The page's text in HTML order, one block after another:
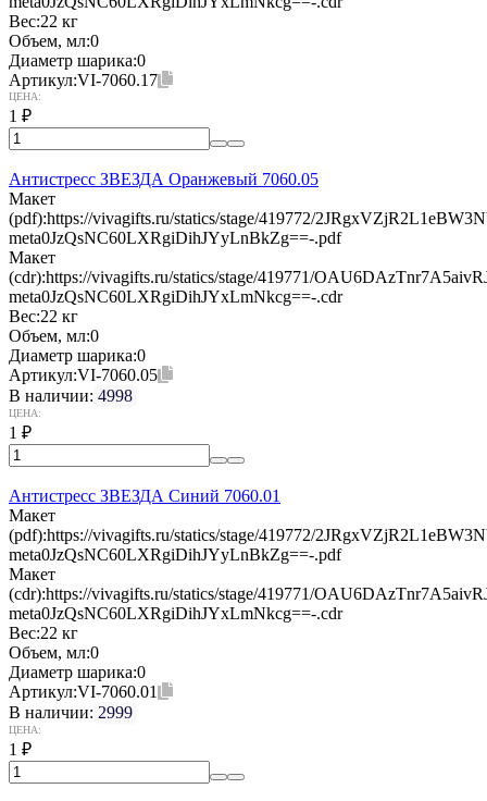
Вес:22 кг
Объем, мл:0
Диаметр шарика:0
Артикул:VI-7060.17
ЦЕНА:
1 ₽
Антистресс ЗВЕЗДА Оранжевый 7060.05
Макет
(pdf):https://vivagifts.ru/statics/stage/419772/
meta0JzQsNC60LXRgiDihJYyLnBkZg==-.pdf
Макет
(cdr):https://vivagifts.ru/statics/stage/419771/
meta0JzQsNC60LXRgiDihJYxLmNkcg==-.cdr
Вес:22 кг
Объем, мл:0
Диаметр шарика:0
Артикул:VI-7060.05
В наличии: 4998
ЦЕНА:
1 ₽
Антистресс ЗВЕЗДА Синий 7060.01
Макет
(pdf):https://vivagifts.ru/statics/stage/419772/
meta0JzQsNC60LXRgiDihJYyLnBkZg==-.pdf
Макет
(cdr):https://vivagifts.ru/statics/stage/419771/
meta0JzQsNC60LXRgiDihJYxLmNkcg==-.cdr
Вес:22 кг
Объем, мл:0
Диаметр шарика:0
Артикул:VI-7060.01
В наличии: 2999
ЦЕНА:
1 ₽